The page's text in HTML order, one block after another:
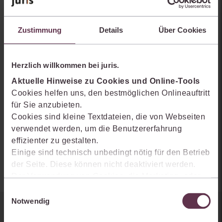
Zustimmung Details Über Cookies
Herzlich willkommen bei juris.
Aktuelle Hinweise zu Cookies und Online-Tools
Cookies helfen uns, den bestmöglichen Onlineauftritt
für Sie anzubieten.
Cookies sind kleine Textdateien, die von Webseiten
verwendet werden, um die Benutzererfahrung
effizienter zu gestalten.
Einige sind technisch unbedingt nötig für den Betrieb
der Seite. Diese können nicht deaktiviert werden.
Der Verwendung von Cookies, die Marketing- oder
Produkte zu optimieren, können Sie zustimmen,
indem Sie auf „Alles akzeptieren“ klicken. Mit Ihrer
Notwendig
Strafverteidiger Forum (StraFo)
Fundstelle:
StraFo 2025, 167-173
Autoren:
Simon Pschorr